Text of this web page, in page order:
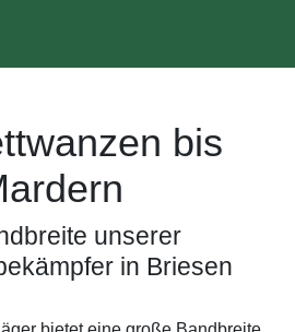
bis
unserer
in Briesen